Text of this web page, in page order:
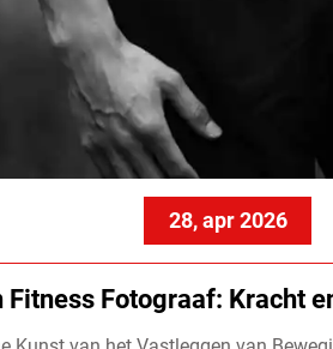
28, apr 2026
Fitness Fotograaf: Kracht